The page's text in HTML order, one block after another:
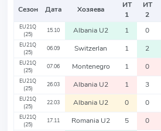
Сезон Дата Хозяева
ИТ
1
ИТ
2
EU21Q
(25)
15.10 Albania U2 1 0
EU21Q
(25)
06.09 Switzerlan 1 2
EU21Q
(25)
07.06 Montenegro 1 0
EU21Q
(25)
26.03 Albania U2 1 3
EU21Q
(25)
22.03 Albania U2 0 0
EU21Q
(25)
17.11 Romania U2 5 0